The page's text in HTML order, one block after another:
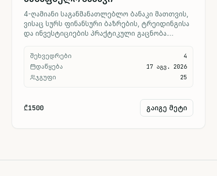
4-ღამიანი საგანმანათლებლო ბანაკი მათთვის,
ვისაც სურს ფინანსური ბაზრების, ტრეიდინგისა
და ინვესტიციების პრაქტიკული გაცნობა.
ბაზრების მუშაობის პრინციპებს, ინვესტირების
საფუძვლებს, რისკების მართვას და
ტრეიდინგის პრაქტიკულ მიდგომებს. პროგრამა
მოიცავს როგორც თეორიულ სესიებს, ასევე
სპეციალურ ტრეიდინგ აქტივობას, გუნდურ
დავალებებსა და ფინანსურ თამაშებს.
შეხვედრები 4
დაწყება 17 აგვ. 2026
ჯგუფი 25
₾1500 გაიგე მეტი